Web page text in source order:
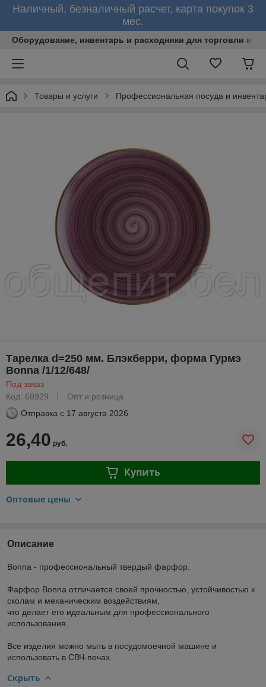
Наличный, безналичный расчет, карта покупок 3
мес.
Оборудование, инвентарь и расходники для торговли и
Товары и услуги Профессиональная посуда и
Тарелка d=250 мм. Блэкберри, форма Гурмэ
Bonna /1/12/648/
Под заказ
Код: 68929
Опт и розница
Отправка с 17 августа 2026
26,40 руб.
Купить
Оптовые цены
Описание
Bonna - профессиональный твердый фарфор.
Фарфор Bonna отличается своей прочностью, устойчивостью к
сколам и механическим воздействиям,
что делает его идеальным для профессионального
использования.
Все изделия можно мыть в посудомоечной машине и
использовать в СВЧ-печах.
Скрыть